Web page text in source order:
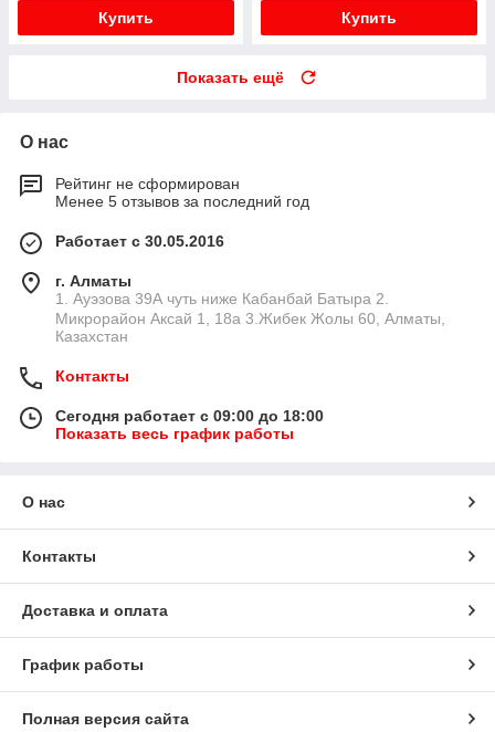
Купить Купить
Показать ещё
О нас
Рейтинг не сформирован
Менее 5 отзывов за последний год
Работает с 30.05.2016
г. Алматы
1. Ауэзова 39А чуть ниже Кабанбай Батыра ㅤㅤㅤㅤㅤㅤㅤㅤㅤㅤㅤㅤㅤㅤ2. ​
Микрорайон Аксай 1, 18а 3.Жибек Жолы 60, Алматы,
Казахстан
Контакты
Сегодня работает с 09:00 до 18:00
Показать весь график работы
О нас
Контакты
Доставка и оплата
График работы
Полная версия сайта